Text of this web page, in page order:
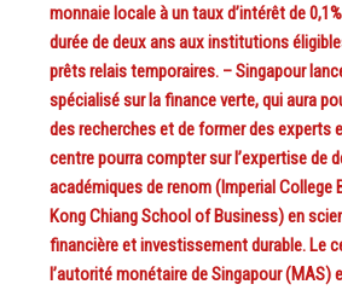
monnaie locale à un taux d’intérêt de
durée de deux ans aux institutions
prêts relais temporaires. – Singapour
spécialisé sur la finance verte, qui aura
des recherches et de former des experts
centre pourra compter sur l’expertise de
académiques de renom (Imperial College
Kong Chiang School of Business) en
financière et investissement durable. Le
l’autorité monétaire de Singapour (MAS)